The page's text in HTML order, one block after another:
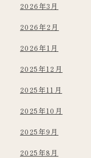
2026年3月
2026年2月
2026年1月
2025年12月
2025年11月
2025年10月
2025年9月
2025年8月